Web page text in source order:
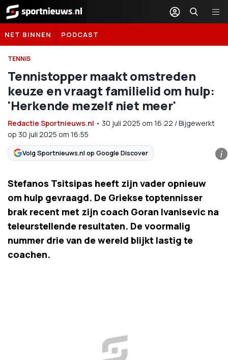
Sportnieuws.nl
NET BINNEN PODCAST
TENNIS
Tennistopper maakt omstreden
keuze en vraagt familielid om hulp:
'Herkende mezelf niet meer'
Redactie Sportnieuws.nl • 30 juli 2025 om 16:22 /Bijgewerkt
op 30 juli 2025 om 16:55
Volg Sportnieuws.nl op Google Discover i
Stefanos Tsitsipas heeft zijn vader opnieuw
om hulp gevraagd. De Griekse toptennisser
brak recent met zijn coach Goran Ivanisevic na
teleurstellende resultaten. De voormalig
nummer drie van de wereld blijkt lastig te
coachen.